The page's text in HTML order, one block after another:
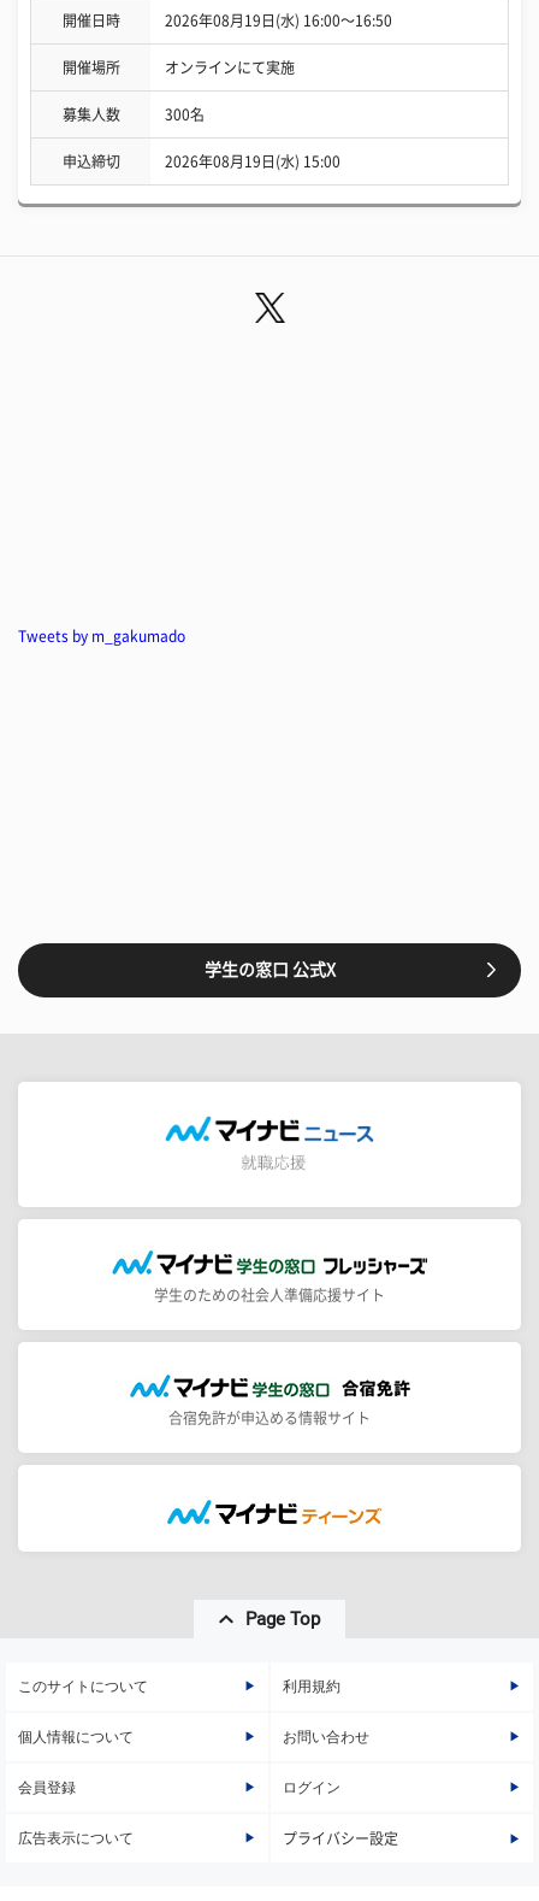
開催日時 2026年08月19日(水) 16:00〜16:50
開催場所 オンラインにて実施
募集人数 300名
申込締切 2026年08月19日(水) 15:00
Tweets by m_gakumado
学生の窓口 公式X
学生のための社会人準備応援サイト
合宿免許が申込める情報サイト
Page Top
このサイトについて 利用規約
個人情報について お問い合わせ
会員登録 ログイン
広告表示について プライバシー設定